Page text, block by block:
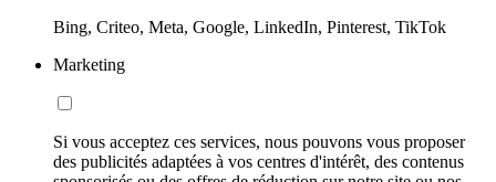
Bing, Criteo, Meta, Google, LinkedIn, Pinterest, TikTok
Marketing
Si vous acceptez ces services, nous pouvons vous proposer
des publicités adaptées à vos centres d'intérêt, des contenus